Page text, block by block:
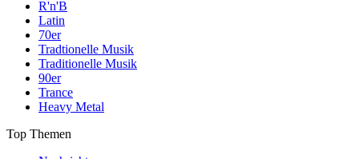
R'n'B
Latin
70er
Tradtionelle Musik
Traditionelle Musik
90er
Trance
Heavy Metal
Top Themen